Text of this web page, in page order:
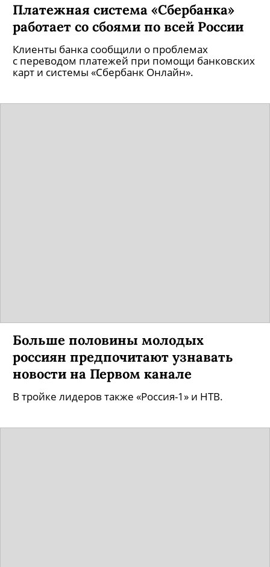
Платежная система «Сбербанка»
работает со сбоями по всей России
Клиенты банка сообщили о проблемах
с переводом платежей при помощи банковских
карт и системы «Сбербанк Онлайн».
Больше половины молодых
россиян предпочитают узнавать
новости на Первом канале
В тройке лидеров также «Россия-1» и НТВ.